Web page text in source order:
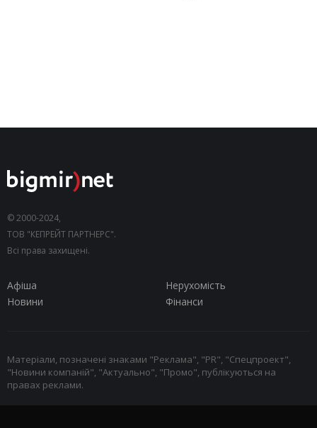
© 2000-2024,
ТОВ "КЕПРЕЙТ ПАРТНЕРС".
Всі права захищені.
Афіша
Нерухомість
Новини
Фінанси
Матеріали, позначені знаками "Реклама", "PR", "Спецпроект",
"Новини компаній", "Актуально", "Промо", публікуються на
правах реклами.